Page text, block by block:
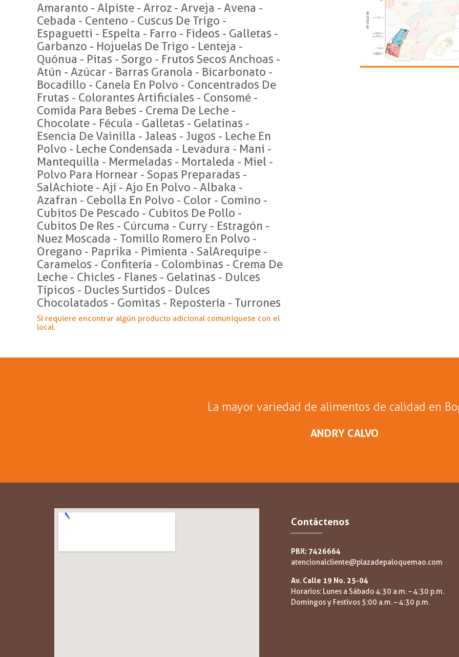
Amaranto - Alpiste - Arroz - Arveja - Avena -
Cebada - Centeno - Cuscus De Trigo -
Espaguetti - Espelta - Farro - Fideos - Galletas -
Garbanzo - Hojuelas De Trigo - Lenteja -
Quónua - Pitas - Sorgo - Frutos Secos Anchoas -
Atún - Azúcar - Barras Granola - Bicarbonato -
Bocadillo - Canela En Polvo - Concentrados De
Frutas - Colorantes Artificiales - Consomé -
Comida Para Bebes - Crema De Leche -
Chocolate - Fécula - Galletas - Gelatinas -
Esencia De Vainilla - Jaleas - Jugos - Leche En
Polvo - Leche Condensada - Levadura - Mani -
Mantequilla - Mermeladas - Mortaleda - Miel -
Polvo Para Hornear - Sopas Preparadas -
SalAchiote - Ají - Ajo En Polvo - Albaka -
Azafran - Cebolla En Polvo - Color - Comino -
Cubitos De Pescado - Cubitos De Pollo -
Cubitos De Res - Cúrcuma - Curry - Estragón -
Nuez Moscada - Tomillo Romero En Polvo -
Oregano - Paprika - Pimienta - SalArequipe -
Caramelos - Confitería - Colombinas - Crema De
Leche - Chicles - Flanes - Gelatinas - Dulces
Típicos - Ducles Surtidos - Dulces
Chocolatados - Gomitas - Repostería - Turrones
Si requiere encontrar algún producto adicional comuníquese con el
local.
La mayor variedad de alimentos de calidad en
ANDRY CALVO
Contáctenos
PBX: 7426664
atencionalcliente@plazadepaloquemao.com
Av. Calle 19 No. 25-04
Horarios: Lunes a Sábado 4:30 a.m. – 4:30 p.m.
Domingos y Festivos 5:00 a.m. – 4:30 p.m.